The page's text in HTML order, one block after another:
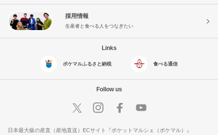
採用情報
生産者と食べる人をつなぎたい
Links
ポケマルふるさと納税 食べる通信
Follow us
日本最大級の産直（産地直送）ECサイト『ポケットマルシェ（ポケマル）』